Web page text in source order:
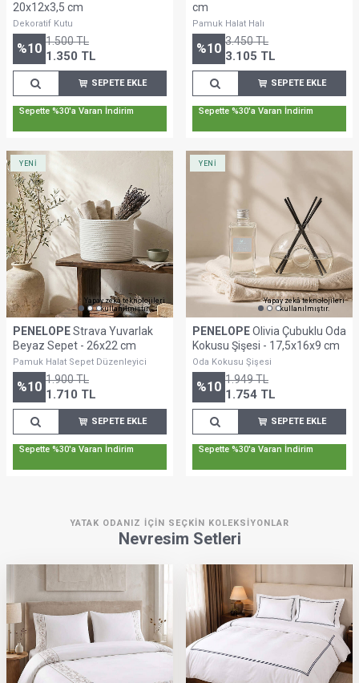
20x12x3,5 cm
Dekoratif Kutu
%10 1.500TL
1.350 TL
SEPETE EKLE
Sepette %30'a Varan İndirim
cm
Pamuk Halat Halı
%10 3.450TL
3.105 TL
SEPETE EKLE
Sepette %30'a Varan İndirim
Yapay zekâ teknolojileri
kullanılmıştır.
YENİ
PENELOPEStrava Yuvarlak
Beyaz Sepet - 26x22 cm
Pamuk Halat Sepet Düzenleyici
%10 1.900TL
1.710 TL
SEPETE EKLE
Sepette %30'a Varan İndirim
Yapay zekâ teknolojileri
kullanılmıştır.
YENİ
PENELOPEOlivia Çubuklu Oda
Kokusu Şişesi - 17,5x16x9 cm
Oda Kokusu Şişesi
%10 1.949TL
1.754 TL
SEPETE EKLE
Sepette %30'a Varan İndirim
YATAK ODANIZ İÇIN SEÇKIN KOLEKSIYONLAR
Nevresim Setleri